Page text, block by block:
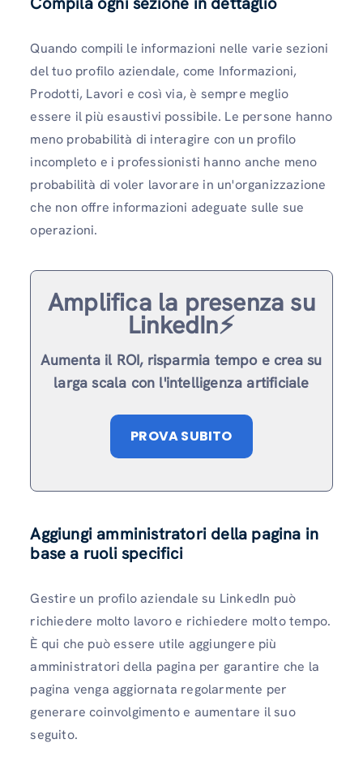
Quando compili le informazioni nelle varie sezioni
del tuo profilo aziendale, come Informazioni,
Prodotti, Lavori e così via, è sempre meglio
essere il più esaustivi possibile. Le persone hanno
meno probabilità di interagire con un profilo
incompleto e i professionisti hanno anche meno
probabilità di voler lavorare in un'organizzazione
che non offre informazioni adeguate sulle sue
operazioni.
Amplifica la presenza su
LinkedIn⚡️
Aumenta il ROI, risparmia tempo e crea su
larga scala con l'intelligenza artificiale
PROVA SUBITO
Aggiungi amministratori della pagina in
base a ruoli specifici
Gestire un profilo aziendale su LinkedIn può
richiedere molto lavoro e richiedere molto tempo.
È qui che può essere utile aggiungere più
amministratori della pagina per garantire che la
pagina venga aggiornata regolarmente per
generare coinvolgimento e aumentare il suo
seguito.